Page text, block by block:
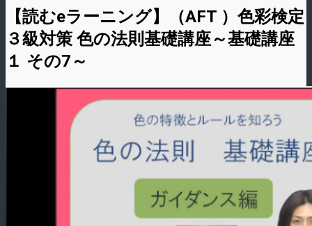
【読むeラーニング】（AFT ）色彩検定
３級対策 色の法則基礎講座～基礎講座
１ その7～